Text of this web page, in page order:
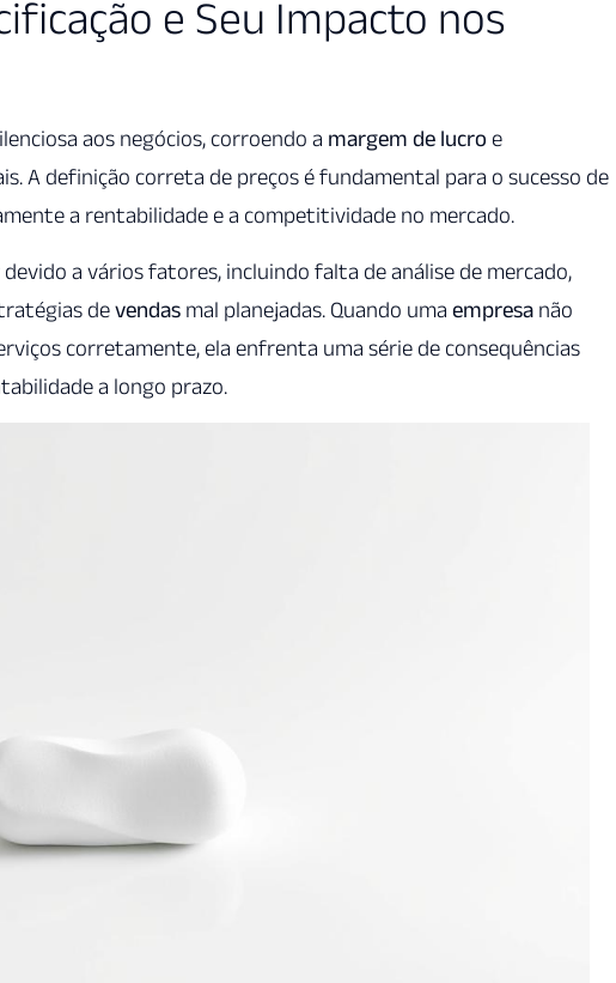
e Seu Impacto nos
aos negócios, corroendo a margem de lucro e
A definição correta de preços é fundamental para o sucesso de
a rentabilidade e a competitividade no mercado.
a vários fatores, incluindo falta de análise de mercado,
devendas mal planejadas. Quando uma empresa não
corretamente, ela enfrenta uma série de consequências
a longo prazo.